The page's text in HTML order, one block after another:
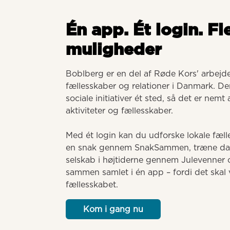
Én app. Ét login.
muligheder
Boblberg er en del af Røde Kors'
fællesskaber og relationer i Danmark.
sociale initiativer ét sted, så det er nemt
aktiviteter og fællesskaber.
Med ét login kan du udforske lokale
en snak gennem SnakSammen, træne
selskab i højtiderne gennem Julevenner
sammen samlet i én app – fordi det
fællesskabet.
Kom i gang nu